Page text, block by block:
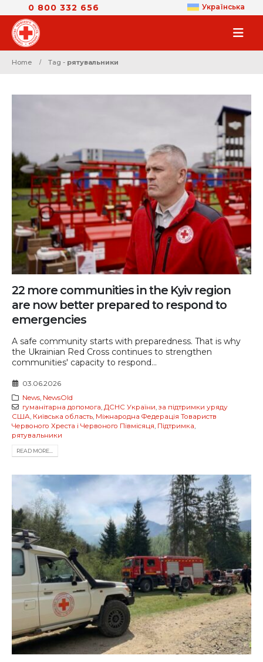
0 800 332 656 Українська
Home Tag - рятувальники
22 more communities in the Kyiv region
are now better prepared to respond to
emergencies
A safe community starts with preparedness. That is why
the Ukrainian Red Cross continues to strengthen
communities' capacity to respond...
03.06.2026
News, NewsOld
гуманітарна допомога ДСНС України за підтримки уряду
США Київська область Міжнародна Федерація Товариств
Червоного Хреста і Червоного Півмісяця Підтримка
рятувальники
READ MORE...